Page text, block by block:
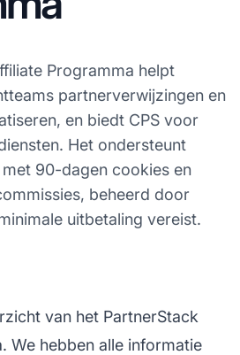
Programma helpt
partnerverwijzingen en
en biedt CPS voor
Het ondersteunt
90-dagen cookies en
beheerd door
uitbetaling vereist.
van het PartnerStack
We hebben alle informatie